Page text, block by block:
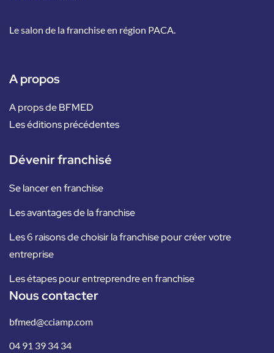
Le salon de la franchise en région PACA.
A propos
A props de BFMED
Les éditions précédentes
Dévenir franchisé
Se lancer en franchise
Les avantages de la franchise
Les 6 raisons de choisir la franchise pour créer votre
entreprise
Les étapes pour entreprendre en franchise
Nous contacter
bfmed@cciamp.com
04 91 39 34 34